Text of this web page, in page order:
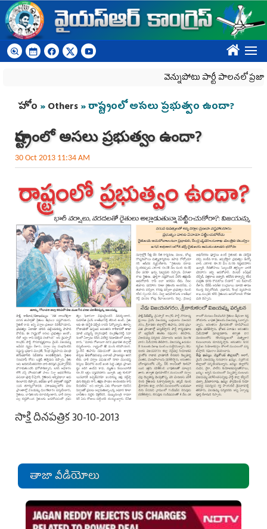
Skip to main content
????
వెన్నుపోటు పార్టీ పాలనలో
You are here
హోం »Others» రాష్ట్రంలో అసలు ప్రభుత్వం ఉందా?
రాష్ట్రంలో అసలు ప్రభుత్వం ఉందా?
30 Oct 2013 11:34 AM
సాక్షి దినపత్రిక 30-10-2013
తాజా వీడియోలు